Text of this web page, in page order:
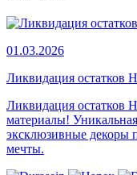
01.03.2026
Ликвидация остатков
Ликвидация остатков
материалы!
эксклюзивные декоры
мечты.